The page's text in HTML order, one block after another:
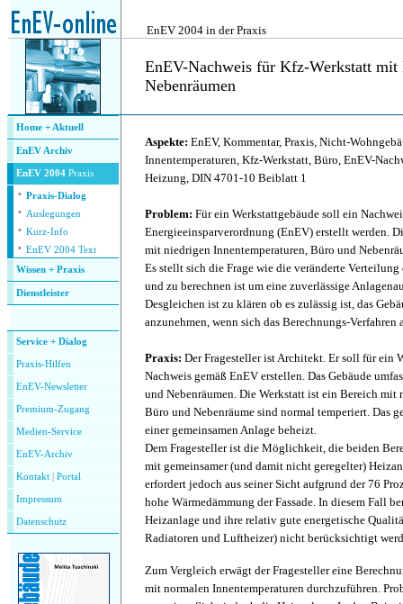
EnEV 2004 in der Praxis
EnEV-Nachweis für Kfz-Werkstatt mit
Nebenräumen
Home + Aktuell
EnEV Archiv
EnEV 2004 Praxis
· Praxis-Dialog
· Auslegungen
· Kurz-Info
· EnEV 2004 Text
Wissen + Praxis
Dienstleister
Service + Dialog
Praxis-Hilfen
EnEV-Newsletter
Premium-Zugang
Medien-Service
EnEV-Archiv
Kontakt Portal
Impressum
Datenschutz
Aspekte: EnEV, Kommentar, Praxis, Nicht-
Innentemperaturen, Kfz-Werkstatt, Büro, EnEV-
Heizung, DIN 4701-10 Beiblatt 1
Problem: Für ein Werkstattgebäude soll ein
Energieeinsparverordnung (EnEV) erstellt werden.
mit niedrigen Innentemperaturen, Büro und
Es stellt sich die Frage wie die veränderte
und zu berechnen ist um eine zuverlässige
Desgleichen ist zu klären ob es zulässig ist, das
anzunehmen, wenn sich das Berechnungs-Verfahren
Praxis: Der Fragesteller ist Architekt. Er soll für ein
Nachweis gemäß EnEV erstellen. Das Gebäude
und Nebenräumen. Die Werkstatt ist ein Bereich mit
Büro und Nebenräume sind normal temperiert. Das
einer gemeinsamen Anlage beheizt.
Dem Fragesteller ist die Möglichkeit, die beiden
mit gemeinsamer (und damit nicht geregelter)
erfordert jedoch aus seiner Sicht aufgrund der 76
hohe Wärmedämmung der Fassade. In diesem Fall
Heizanlage und ihre relativ gute energetische
Radiatoren und Luftheizer) nicht berücksichtigt
Zum Vergleich erwägt der Fragesteller eine
mit normalen Innentemperaturen durchzuführen.